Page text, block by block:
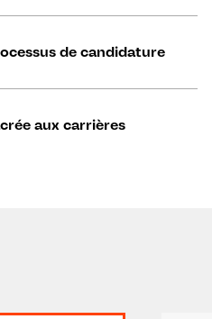
de candidature
aux carrières